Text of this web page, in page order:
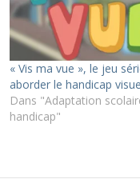
« Vis ma vue », le jeu
aborder le handicap
Dans "Adaptation
handicap"